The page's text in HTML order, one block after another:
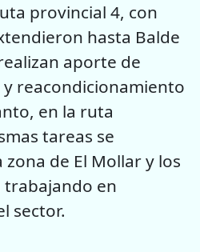
provincial 4, con
hasta Balde
aporte de
reacondicionamiento
en la ruta
tareas se
de El Mollar y los
en
sector.